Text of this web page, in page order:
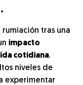
tras una
impacto
cotidiana.
niveles de
experimentar